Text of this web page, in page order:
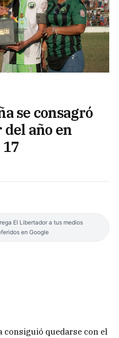
se consagró
año en
El Libertador a tus medios
en Google
consiguió quedarse con el